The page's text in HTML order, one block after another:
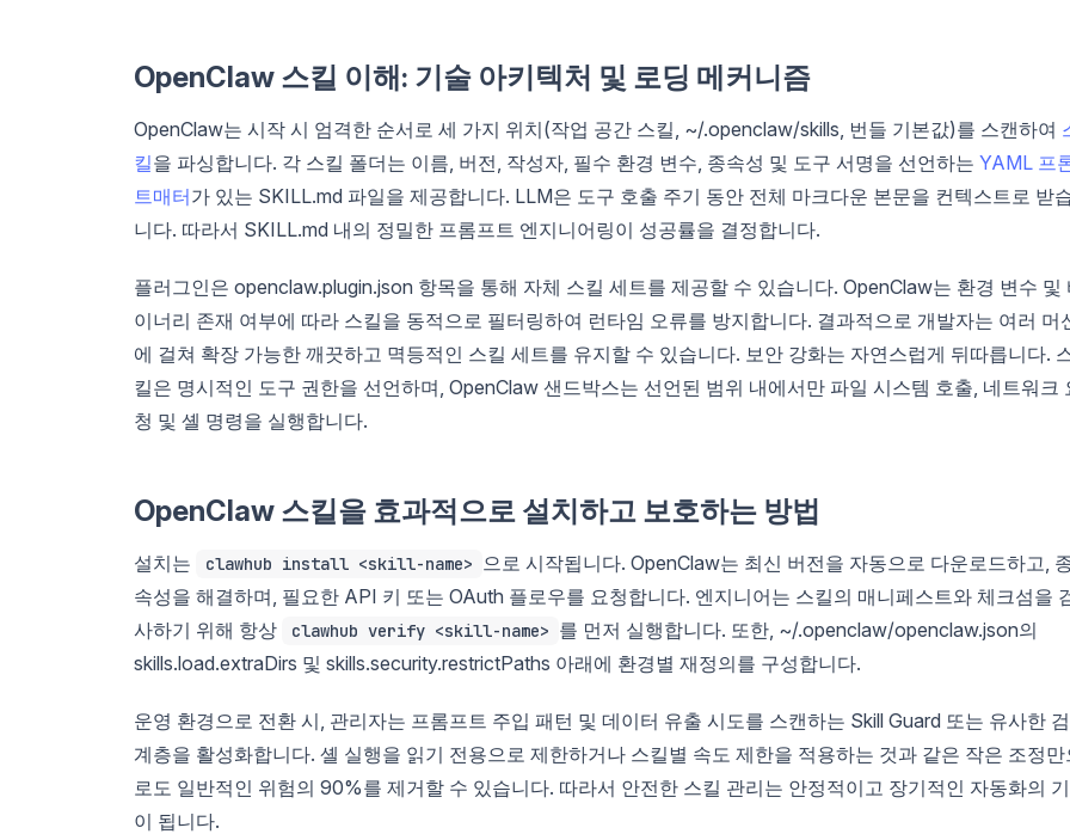
OpenClaw 스킬 이해: 기술 아키텍처 및 로딩 메커니즘
OpenClaw는 시작 시 엄격한 순서로 세 가지 위치(작업 공간 스킬, ~/.openclaw/skills, 번들 기본값)를 스캔하여
킬을 파싱합니다. 각 스킬 폴더는 이름, 버전, 작성자, 필수 환경 변수, 종속성 및 도구 서명을 선언하는 YAML 프
트매터가 있는 SKILL.md 파일을 제공합니다. LLM은 도구 호출 주기 동안 전체 마크다운 본문을 컨텍스트로 받
니다. 따라서 SKILL.md 내의 정밀한 프롬프트 엔지니어링이 성공률을 결정합니다.
플러그인은 openclaw.plugin.json 항목을 통해 자체 스킬 세트를 제공할 수 있습니다. OpenClaw는 환경 변수 및
이너리 존재 여부에 따라 스킬을 동적으로 필터링하여 런타임 오류를 방지합니다. 결과적으로 개발자는 여러 머
에 걸쳐 확장 가능한 깨끗하고 멱등적인 스킬 세트를 유지할 수 있습니다. 보안 강화는 자연스럽게 뒤따릅니다.
킬은 명시적인 도구 권한을 선언하며, OpenClaw 샌드박스는 선언된 범위 내에서만 파일 시스템 호출, 네트워크
청 및 셸 명령을 실행합니다.
OpenClaw 스킬을 효과적으로 설치하고 보호하는 방법
설치는 clawhub install <skill-name>
으로 시작됩니다. OpenClaw는 최신 버전을 자동으로 다운로드하고,
속성을 해결하며, 필요한 API 키 또는 OAuth 플로우를 요청합니다. 엔지니어는 스킬의 매니페스트와 체크섬을
사하기 위해 항상
clawhub verify <skill-name> 를 먼저 실행합니다. 또한, ~/.openclaw/openclaw.json의
skills.load.extraDirs 및 skills.security.restrictPaths 아래에 환경별 재정의를 구성합니다.
운영 환경으로 전환 시, 관리자는 프롬프트 주입 패턴 및 데이터 유출 시도를 스캔하는 Skill Guard 또는 유사한
계층을 활성화합니다. 셸 실행을 읽기 전용으로 제한하거나 스킬별 속도 제한을 적용하는 것과 같은 작은 조정만
로도 일반적인 위험의 90%를 제거할 수 있습니다. 따라서 안전한 스킬 관리는 안정적이고 장기적인 자동화의
이 됩니다.